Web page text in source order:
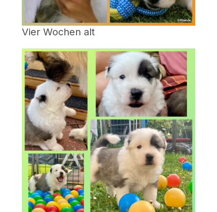
Vier Wochen alt